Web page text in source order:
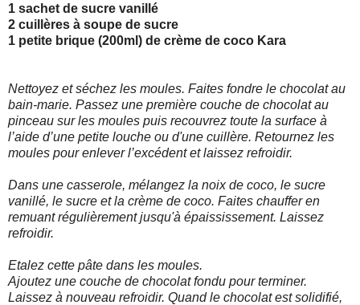
1 sachet de sucre vanillé
2 cuillères à soupe de sucre
1 petite brique (200ml) de crème de coco Kara
Nettoyez et séchez les moules. Faites fondre le chocolat au
bain-marie. Passez une première couche de chocolat au
pinceau sur les moules puis recouvrez toute la surface à
l’aide d’une petite louche ou d'une cuillère. Retournez les
moules pour enlever l’excédent et laissez refroidir.
Dans une casserole, mélangez la noix de coco, le sucre
vanillé, le sucre et la crème de coco. Faites chauffer en
remuant régulièrement jusqu'à épaississement. Laissez
refroidir.
Etalez cette pâte dans les moules.
Ajoutez une couche de chocolat fondu pour terminer.
Laissez à nouveau refroidir. Quand le chocolat est solidifié,